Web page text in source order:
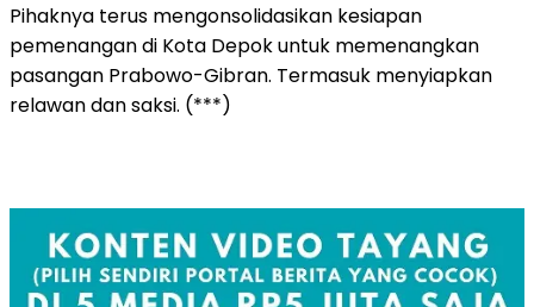
Pihaknya terus mengonsolidasikan kesiapan
pemenangan di Kota Depok untuk memenangkan
pasangan Prabowo-Gibran. Termasuk menyiapkan
relawan dan saksi. (***)